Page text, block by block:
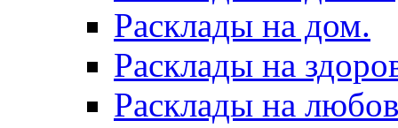
Расклады на дом.
Расклады на
Расклады на